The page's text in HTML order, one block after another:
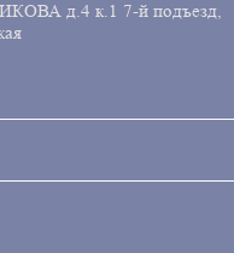
д.4 к.1 7-й подъезд,